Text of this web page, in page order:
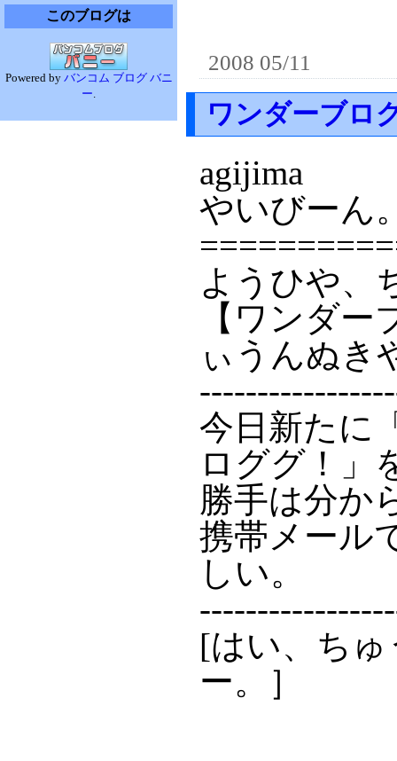
このブログは
Powered by バンコム ブログ バニ
ー.
2008 05/11
ワンダーブロ
agijima
やいびーん
ようひや、
【ワンダ
ぃうんぬき
今日新たに
ロググ！」
勝手は分か
携帯メール
しい。
[はい、ち
ー。］